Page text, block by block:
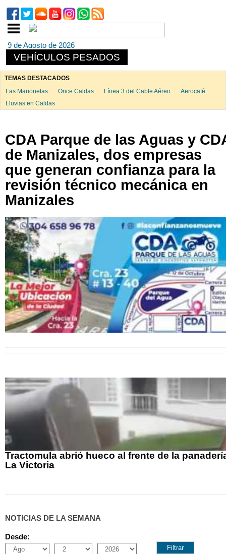
9 de Agosto de 2026
VEHÍCULOS PESADOS
TEMAS DESTACADOS
Las Marionetas
Once Caldas Línea 3 del Cable Aéreo
Aerocafé
Lluvias en Caldas
CDA Parque de las Aguas y
de Manizales, dos empresas
que generan confianza para la
revisión técnico mecánica en
Manizales
Tractomula abrió hueco al frente de la
La Victoria
NOTICIAS DE LA SEMANA
Desde:
Month
Day Year